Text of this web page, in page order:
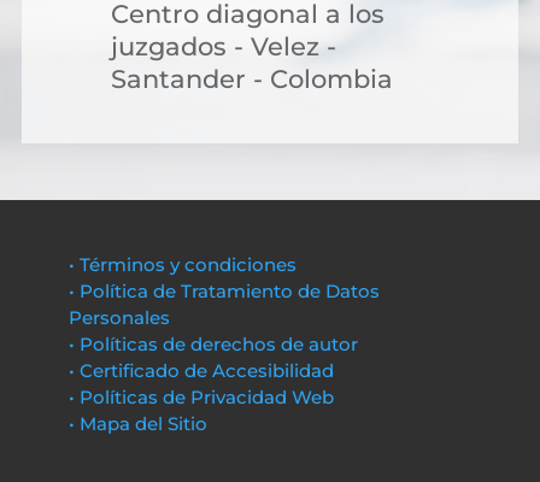
Centro diagonal a los
juzgados - Velez -
Santander - Colombia
• Términos y condiciones
• Política de Tratamiento de Datos
Personales
• Políticas de derechos de autor
• Certificado de Accesibilidad
• Políticas de Privacidad Web
• Mapa del Sitio